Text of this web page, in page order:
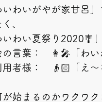
いわいがやが家甘呂
、
いわい夏祭り2020🎐
の言葉：　👩🎤「わ
者様：　👴🏻「え～
始まるのかワクワク